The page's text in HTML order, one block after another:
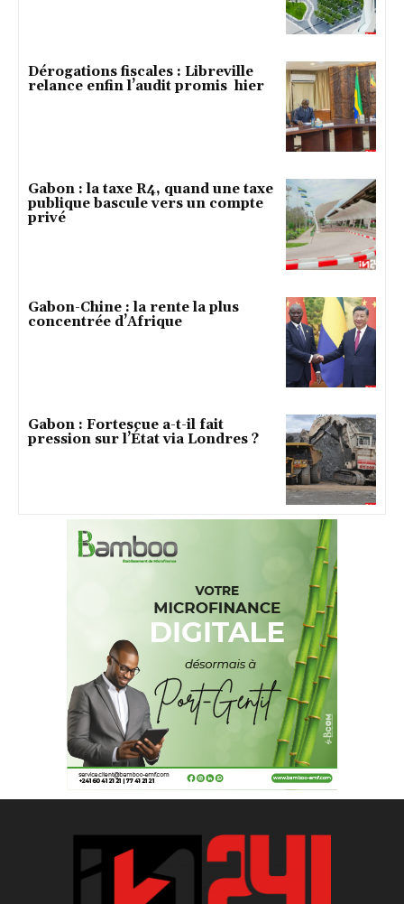
Dérogations fiscales : Libreville
relance enfin l’audit promis hier
Gabon : la taxe R4, quand une taxe
publique bascule vers un compte
privé
Gabon-Chine : la rente la plus
concentrée d’Afrique
Gabon : Fortescue a-t-il fait
pression sur l’État via Londres ?